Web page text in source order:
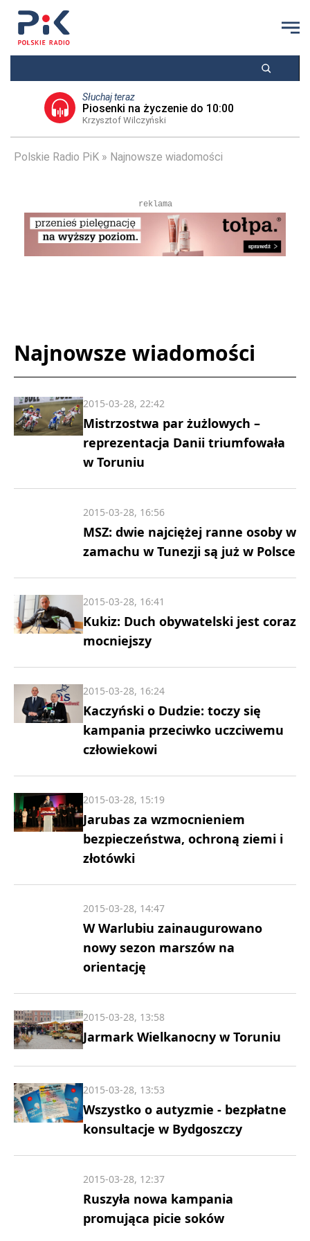
Słuchaj teraz
Piosenki na życzenie do 10:00
Krzysztof Wilczyński
Polskie Radio PiK Najnowsze wiadomości
reklama
Najnowsze wiadomości
Mistrzostwa par żużlowych –
reprezentacja Danii triumfowała
w Toruniu
2015-03-28, 22:42
MSZ: dwie najciężej ranne osoby w
zamachu w Tunezji są już w Polsce
2015-03-28, 16:56
Kukiz: Duch obywatelski jest coraz
mocniejszy
2015-03-28, 16:41
Kaczyński o Dudzie: toczy się
kampania przeciwko uczciwemu
człowiekowi
2015-03-28, 16:24
Jarubas za wzmocnieniem
bezpieczeństwa, ochroną ziemi i
złotówki
2015-03-28, 15:19
W Warlubiu zainaugurowano
nowy sezon marszów na
orientację
2015-03-28, 14:47
Jarmark Wielkanocny w Toruniu
2015-03-28, 13:58
Wszystko o autyzmie - bezpłatne
konsultacje w Bydgoszczy
2015-03-28, 13:53
Ruszyła nowa kampania
promująca picie soków
2015-03-28, 12:37